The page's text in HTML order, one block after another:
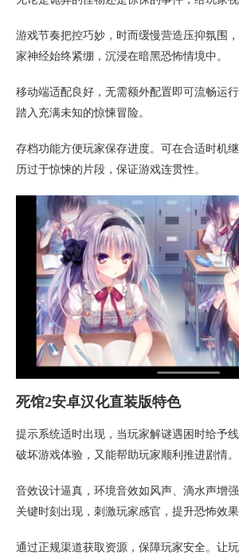
游戏节奏把控巧妙，时而缓慢营造压抑氛围
家神经始终紧绷，沉浸在暗黑恐怖情境中。
移动端适配良好，无需额外配置即可流畅运
踏入充满未知的惊悚冒险。
存档功能方便玩家保存进度。可在合适时机
历过于惊悚的片段，保证游戏连贯性。
死馆2安卓汉化直装版特色
提示系统适时出现，当玩家解谜遇困时给予
破坏游戏体验，又能帮助玩家顺利推进剧情。
音效设计逼真，环境音效如风声、滴水声增
关键时刻出现，刺激玩家感官，提升恐怖效果
通过正规渠道获取资源，保障玩家安全。让